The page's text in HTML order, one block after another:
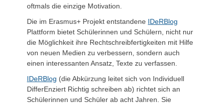
oftmals die einzige Motivation.
Die im Erasmus+ Projekt entstandene IDeRBlog
Plattform bietet Schülerinnen und Schülern, nicht nur
die Möglichkeit ihre Rechtschreibfertigkeiten mit Hilfe
von neuen Medien zu verbessern, sondern auch
einen interessanten Ansatz, Texte zu verfassen.
IDeRBlog (die Abkürzung leitet sich von Individuell
DifferEnziert Richtig schreiben ab) richtet sich an
Schülerinnen und Schüler ab acht Jahren. Sie